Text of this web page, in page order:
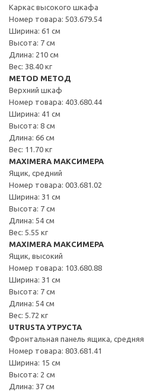
Каркас высокого шкафа
Номер товара: 503.679.54
Ширина: 61 см
Высота: 7 см
Длина: 210 см
Вес: 38.40 кг
METOD МЕТОД
Верхний шкаф
Номер товара: 403.680.44
Ширина: 41 см
Высота: 8 см
Длина: 66 см
Вес: 11.70 кг
MAXIMERA МАКСИМЕРА
Ящик, средний
Номер товара: 003.681.02
Ширина: 31 см
Высота: 7 см
Длина: 54 см
Вес: 5.55 кг
MAXIMERA МАКСИМЕРА
Ящик, высокий
Номер товара: 103.680.88
Ширина: 31 см
Высота: 7 см
Длина: 54 см
Вес: 5.72 кг
UTRUSTA УТРУСТА
Фронтальная панель ящика, средняя
Номер товара: 803.681.41
Ширина: 15 см
Высота: 2 см
Длина: 37 см